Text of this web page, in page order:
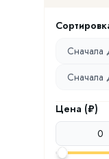
Сначала
Сначала
Цена (₽)